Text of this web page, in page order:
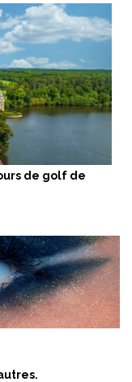
de golf de